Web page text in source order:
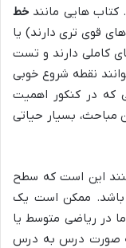
کتاب هایی مانند خط
قوی تری دارند) یا
کاملی دارند و تست
نقطه شروع خوبی
که در کنکور اهمیت
مباحث، بسیار حیاتی
این است که سطح
باشد. ممکن است یک
در ریاضی متوسط یا
به صورت درس به درس